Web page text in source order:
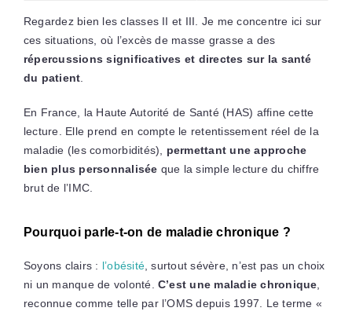
Regardez bien les classes II et III. Je me concentre ici sur
ces situations, où l’excès de masse grasse a des
répercussions significatives et directes sur la santé
du patient
En France, la Haute Autorité de Santé (HAS) affine cette
lecture. Elle prend en compte le retentissement réel de la
maladie (les comorbidités), permettant une approche
bien plus personnalisée que la simple lecture du chiffre
brut de l’IMC.
Pourquoi parle-t-on de maladie chronique ?
Soyons clairs : l’obésité , surtout sévère, n’est pas un choix
ni un manque de volonté. C’est une maladie chronique
reconnue comme telle par l’OMS depuis 1997. Le terme «